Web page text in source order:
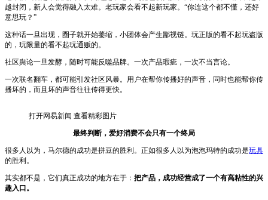
越封闭，新人会觉得融入太难。老玩家会看不起新玩家。“你连这个都不懂，还好
意思玩？”
这种话一旦出现，圈子就开始萎缩，小团体会产生鄙视链。玩正版的看不起玩盗版
的，玩限量的看不起玩通贩的。
社区舆论一旦发酵，随时可能反噬品牌。一次产品瑕疵，一次不当言论。
一次联名翻车，都可能引发社区风暴。用户在帮你传播好的声音，同时也能帮你传
播坏的，而且坏的声音往往传得更快。
打开网易新闻 查看精彩图片
最终判断，爱好消费不会只有一个终局
很多人以为，马尔德的成功是拼豆的胜利。正如很多人以为泡泡玛特的成功是玩具
的胜利。
其实都不是，它们真正成功的地方在于： 把产品，成功经营成了一个有高粘性的兴
趣入口。